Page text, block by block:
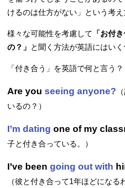
けるのは仕方がない」という考え
様々な可能性を考慮して
「お付
の？」 と聞く方法が英語にはいく
「付き合う」を英語で何と言う？
Are you seeing anyone?
いるの？）
I’m dating one of my
子と付き合っている。）
I’ve been going out with
（彼と付き合って1年ほどになる